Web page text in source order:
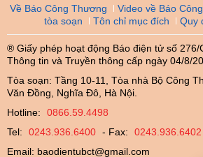
Về Báo Công Thương Video về Báo
tòa soạn
Tôn chỉ mục đích Quy
® Giấy phép hoạt động Báo điện tử số 276/
Thông tin và Truyền thông cấp ngày 04/8/
Tòa soạn: Tầng 10-11, Tòa nhà Bộ Công
Văn Đồng, Nghĩa Đô, Hà Nội.
Hotline:
0866.59.4498
Tel:
0243.936.6400 - Fax:
0243.936.6402
Email: baodientubct@gmail.com